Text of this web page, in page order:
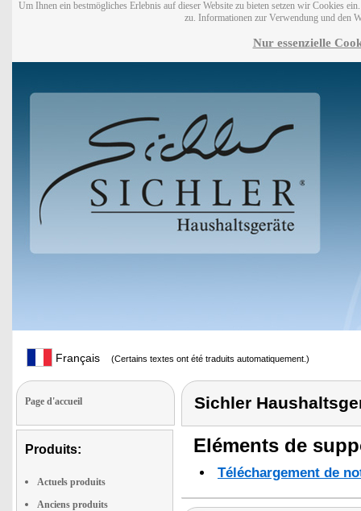
Um Ihnen ein bestmögliches Erlebnis auf dieser Website zu bieten setzen wir Cookies
zu. Informationen zur Verwendung und den
Nur essenzielle
Français (Certains textes ont été traduits automatiquement.)
Page d'accueil
Produits:
Actuels produits
Anciens produits
Sichler
Eléments de
Téléchargement de